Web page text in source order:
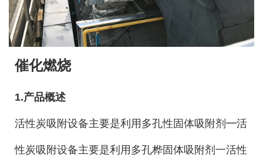
催化燃烧
1.产品概述
活性炭吸附设备主要是利用多孔性固体吸附剂━活
性炭吸附设备主要是利用多孔桦固体吸附剂一活性